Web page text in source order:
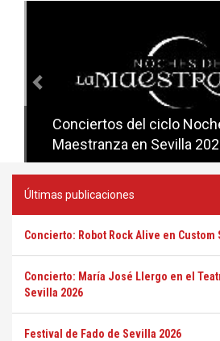
Conciertos del ciclo
Maestranza en Sevilla
Conciertos del ciclo
Sevilla
Últimas publicaciones
Concierto: Robot Rock Alive en Custom
Concierto: María José Llergo en el
Sevilla 2026
Festival de Fado de Sevilla 2026